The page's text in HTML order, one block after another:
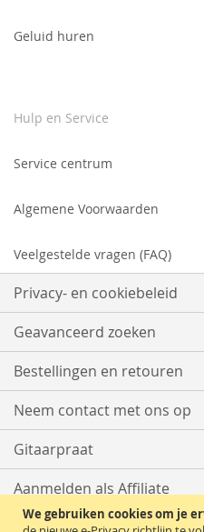
We gebruiken cookies om je
Geluid huren
Hulp en Service
Service centrum
Algemene Voorwaarden
Veelgestelde vragen (FAQ)
Privacy- en cookiebeleid
Geavanceerd zoeken
Bestellingen en retouren
Neem contact met ons op
Gitaarpraat
Aanmelden als Affiliate
Start met Verkopen